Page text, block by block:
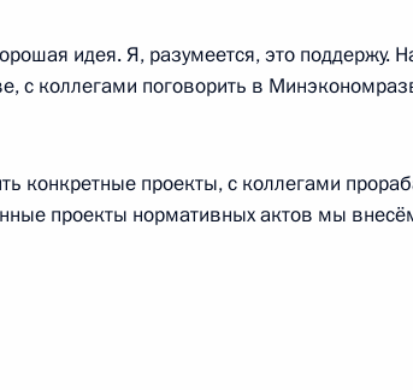
– председателем правления
Совета Безопасности
идея. Я, разумеется, это поддержу.
с коллегами поговорить в
конкретные проекты, с коллегами
проекты нормативных актов мы